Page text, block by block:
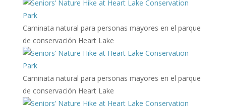
Caminata natural para personas mayores en el parque
de conservación Heart Lake
Caminata natural para personas mayores en el parque
de conservación Heart Lake